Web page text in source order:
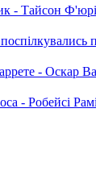
- Тайсон Ф'юрі
- Оскар
- Робейсі